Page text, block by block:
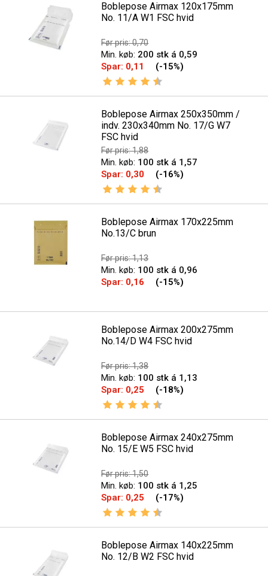
Boblepose Airmax 120x175mm
No. 11/A W1 FSC hvid
Før pris: 0,70
Min. køb: 200 stk á 0,59
Spar: 0,11 (-15%)
Vurdering:
Boblepose Airmax 250x350mm /
indv. 230x340mm No. 17/G W7
FSC hvid
Før pris: 1,88
Min. køb: 100 stk á 1,57
Spar: 0,30 (-16%)
Vurdering:
Boblepose Airmax 170x225mm
No.13/C brun
Før pris: 1,13
Min. køb: 100 stk á 0,96
Spar: 0,16 (-15%)
Boblepose Airmax 200x275mm
No.14/D W4 FSC hvid
Før pris: 1,38
Min. køb: 100 stk á 1,13
Spar: 0,25 (-18%)
Vurdering:
Boblepose Airmax 240x275mm
No. 15/E W5 FSC hvid
Før pris: 1,50
Min. køb: 100 stk á 1,25
Spar: 0,25 (-17%)
Vurdering:
Boblepose Airmax 140x225mm
No. 12/B W2 FSC hvid